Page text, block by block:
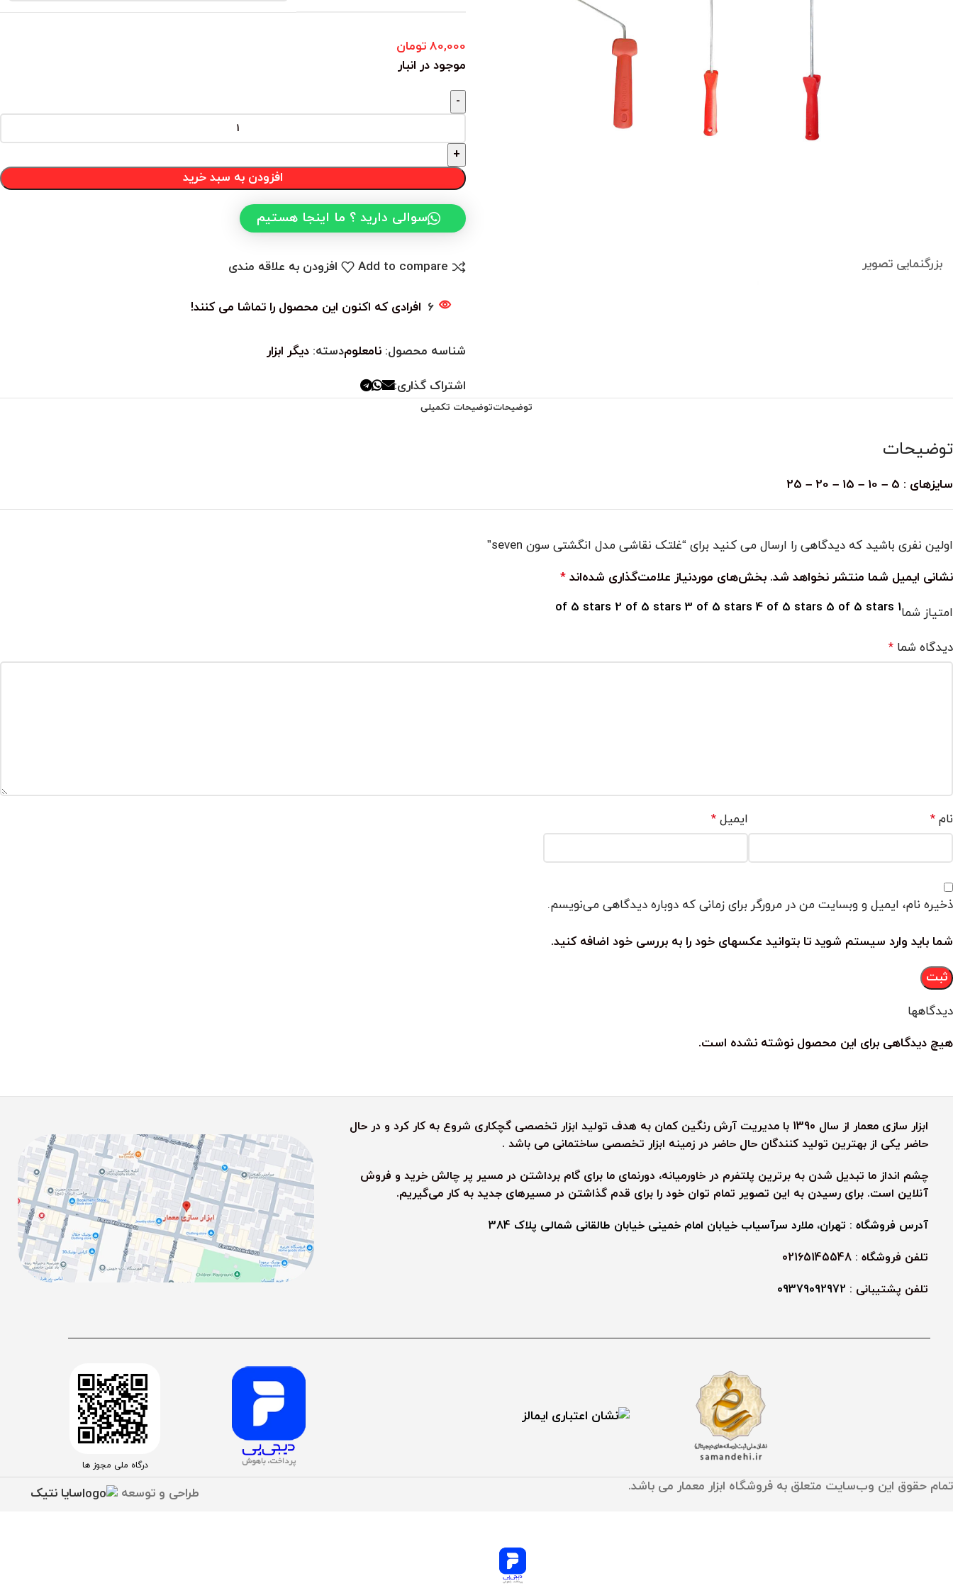
بزرگنمایی تصویر
80,000 تومان
موجود در انبار
افزودن به سبد خرید
سوالی دارید ؟ ما اینجا هستیم
Add to compare افزودن به علاقه مندی
6 افرادی که اکنون این محصول را تماشا می کنند!
شناسه محصول: نامعلومدسته: دیگر ابزار
اشتراک گذاری:
توضیحاتتوضیحات تکمیلی
توضیحات
سایزهای : 5 – 10 – 15 – 20 – 25
دیدگاهها
هیچ دیدگاهی برای این محصول نوشته نشده است.
اولین نفری باشید که دیدگاهی را ارسال می کنید برای “غلتک نقاشی مدل انگشتی سون seven”
نشانی ایمیل شما منتشر نخواهد شد. بخش‌های موردنیاز علامت‌گذاری شده‌اند *
امتیاز شما1 of 5 stars
2 of 5 stars 3 of 5 stars 4 of 5 stars 5 of 5 stars
دیدگاه شما *
نام * ایمیل *
ذخیره نام، ایمیل و وبسایت من در مرورگر برای زمانی که دوباره دیدگاهی می‌نویسم.
شما باید وارد سیستم شوید تا بتوانید عکسهای خود را به بررسی خود اضافه کنید.
ابزار سازی معمار از سال 1390 با مدیریت آرش رنگین کمان به هدف تولید ابزار تخصصی گچکاری شروع به کار کرد و در حال
حاضر یکی از بهترین تولید کنندگان حال حاضر در زمینه ابزار تخصصی ساختمانی می باشد .
چشم انداز ما تبدیل شدن به برترین پلتفرم در خاورمیانه، دورنمای ما برای گام برداشتن در مسیر پر چالش خرید و فروش
آنلاین است. برای رسیدن به این تصویر تمام توان خود را برای قدم گذاشتن در مسیرهای جدید به کار می‌گیریم.
آدرس فروشگاه : تهران، ملارد سرآسیاب خیابان امام خمینی خیابان طالقانی شمالی پلاک 384
تلفن فروشگاه : 02165145548
تلفن پشتیبانی : 09379092972
درگاه ملی مجوز ها
تمام حقوق اين وب‌سايت متعلق به فروشگاه ابزار معمار می باشد. طراحی و توسعه سایا نتیک